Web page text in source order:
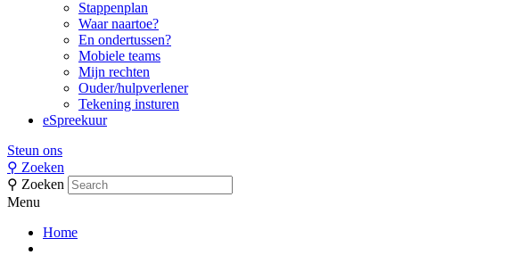
Stappenplan
Waar naartoe?
En ondertussen?
Mobiele teams
Mijn rechten
Ouder/hulpverlener
Tekening insturen
eSpreekuur
Steun ons
⚲ Zoeken
⚲ Zoeken
Menu
Home